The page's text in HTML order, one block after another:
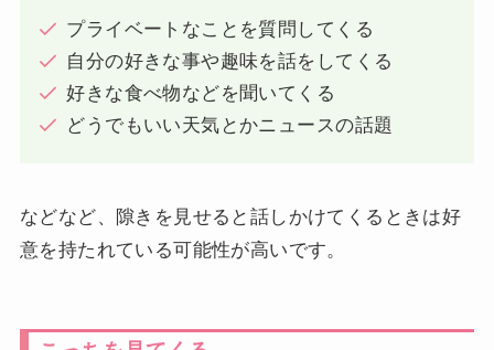
プライベートなことを質問してくる
自分の好きな事や趣味を話をしてくる
好きな食べ物などを聞いてくる
どうでもいい天気とかニュースの話題
などなど、隙きを見せると話しかけてくるときは好
意を持たれている可能性が高いです。